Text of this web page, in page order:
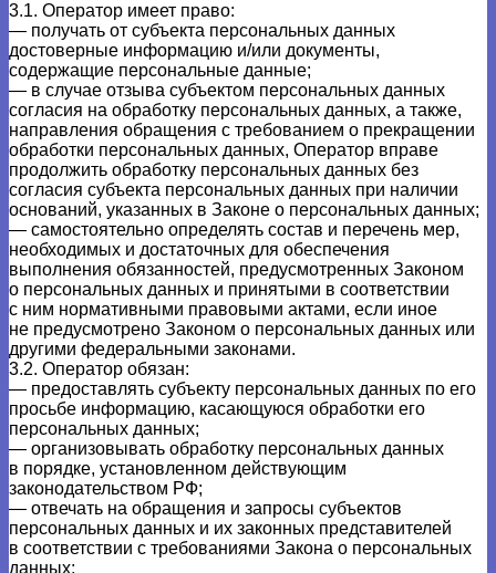
3.1. Оператор имеет право:
— получать от субъекта персональных данных
достоверные информацию и/или документы,
содержащие персональные данные;
— в случае отзыва субъектом персональных данных
согласия на обработку персональных данных, а также,
направления обращения с требованием о прекращении
обработки персональных данных, Оператор вправе
продолжить обработку персональных данных без
согласия субъекта персональных данных при наличии
оснований, указанных в Законе о персональных данных;
— самостоятельно определять состав и перечень мер,
необходимых и достаточных для обеспечения
выполнения обязанностей, предусмотренных Законом
о персональных данных и принятыми в соответствии
с ним нормативными правовыми актами, если иное
не предусмотрено Законом о персональных данных или
другими федеральными законами.
3.2. Оператор обязан:
— предоставлять субъекту персональных данных по его
просьбе информацию, касающуюся обработки его
персональных данных;
— организовывать обработку персональных данных
в порядке, установленном действующим
законодательством РФ;
— отвечать на обращения и запросы субъектов
персональных данных и их законных представителей
в соответствии с требованиями Закона о персональных
данных;